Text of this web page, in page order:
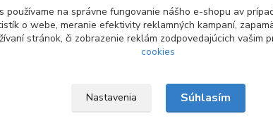
.
používame na správne fungovanie nášho e-shopu av
o webe, meranie efektivity reklamných kampaní,
stránok, či zobrazenie reklám zodpovedajúcich vašim
cookies
Nastavenia Súhlasím